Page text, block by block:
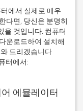
에서 실제로 매우
다면, 당신은 분명히
을 것입니다. 컴퓨터
운로드하여 설치해
드리겠습니다
터에서:
에뮬레이터